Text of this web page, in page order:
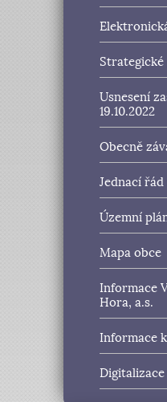
Usnesení
19.10.2022
Obecně
Jednací
Územní
Mapa obce
Informace
Hora, a.s.
Informace